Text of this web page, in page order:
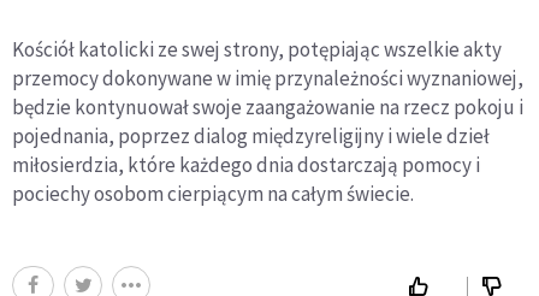
Kościół katolicki ze swej strony, potępiając wszelkie akty
przemocy dokonywane w imię przynależności wyznaniowej,
będzie kontynuował swoje zaangażowanie na rzecz pokoju i
pojednania, poprzez dialog międzyreligijny i wiele dzieł
miłosierdzia, które każdego dnia dostarczają pomocy i
pociechy osobom cierpiącym na całym świecie.